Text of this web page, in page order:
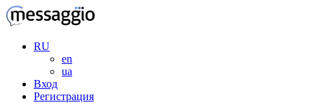
RU
en
ua
Вход
Регистрация